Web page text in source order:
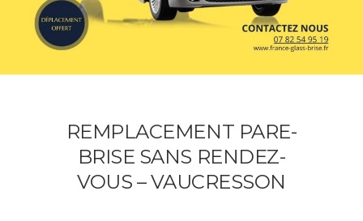
REMPLACEMENT PARE-
BRISE SANS RENDEZ-
VOUS – VAUCRESSON